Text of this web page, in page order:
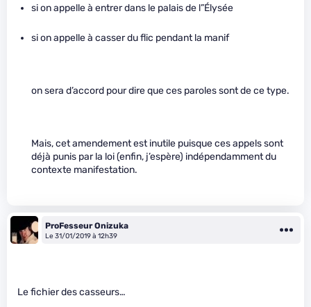
si on appelle à entrer dans le palais de l”Élysée
si on appelle à casser du flic pendant la manif
on sera d’accord pour dire que ces paroles sont de ce type.
Mais, cet amendement est inutile puisque ces appels sont
déjà punis par la loi (enfin, j’espère) indépendamment du
contexte manifestation.
ProFesseur Onizuka
Le 31/01/2019 à 12h39
Le fichier des casseurs…